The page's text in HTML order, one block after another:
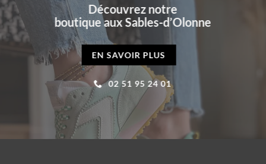
Découvrez notre
boutique aux Sables-d’Olonne
EN SAVOIR PLUS
02 51 95 24 01